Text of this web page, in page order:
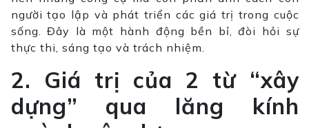
người tạo lập và phát triển các giá trị trong cuộc
sống. Đây là một hành động bền bỉ, đòi hỏi sự
thực thi, sáng tạo và trách nhiệm.
2. Giá trị của 2 từ “xây
dựng” qua lăng kính